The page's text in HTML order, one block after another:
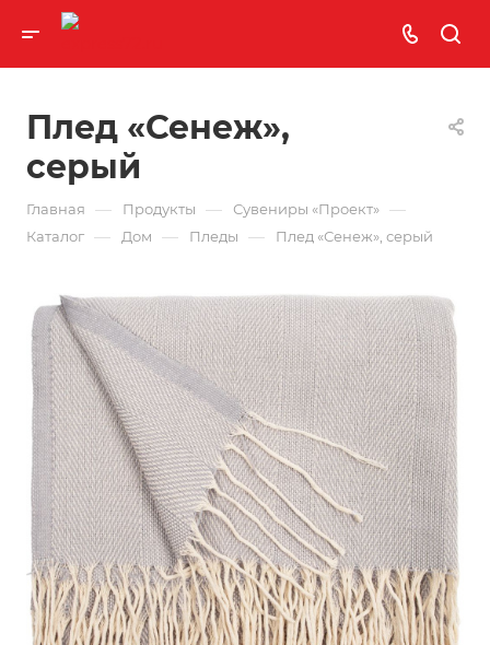
Плед «Сенеж»,
серый
Главная — Продукты — Сувениры «Проект» —
Каталог — Дом — Пледы — Плед «Сенеж», серый